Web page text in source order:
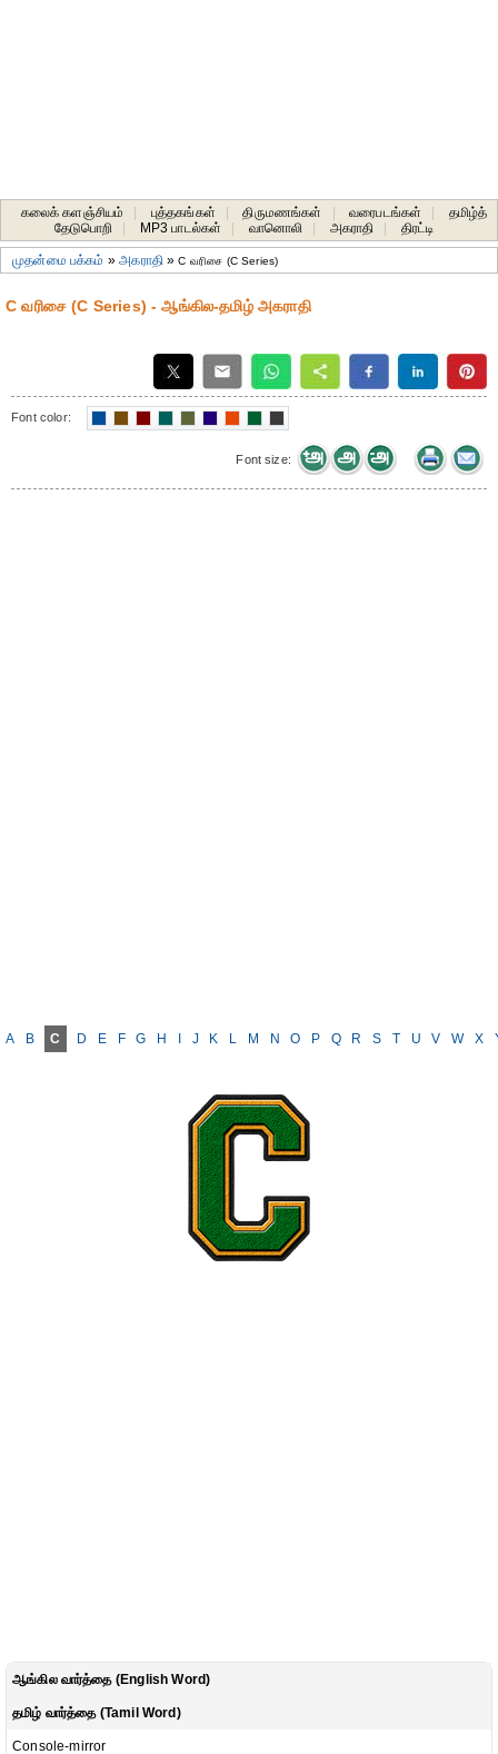
கலைக் களஞ்சியம் புத்தகங்கள் திருமணங்கள் வரைபடங்கள்
தமிழ்த்
தேடுபொறி
MP3 பாடல்கள் வானொலி அகராதி திரட்டி
முதன்மை பக்கம் »அகராதி»C வரிசை (C Series)
C வரிசை (C Series) - ஆங்கில-தமிழ் அகராதி
Font color:
Font size:
A B C D E F G H J K L M N O P Q R S T U V W X
ஆங்கில வார்த்தை (English Word)
தமிழ் வார்த்தை (Tamil Word)
Console-mirror